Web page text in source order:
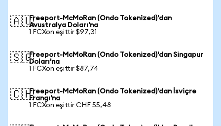
🇦🇺Freeport-McMoRan (Ondo Tokenized)'dan
Avustralya Doları'na
1 FCXon eşittir $97,31
🇸🇬Freeport-McMoRan (Ondo Tokenized)'dan Singapur
Doları'na
1 FCXon eşittir $87,74
🇨🇭Freeport-McMoRan (Ondo Tokenized)'dan İsviçre
Frangı'na
1 FCXon eşittir CHF 55,48